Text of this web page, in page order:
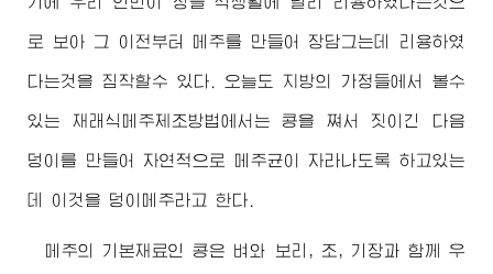
로 보아 그 이전부터 메주를 만들어 장담그는데 리용하였
다는것을 짐작할수 있다. 오늘도 지방의 가정들에서 볼수
있는 재래식메주제조방법에서는 콩을 쪄서 짓이긴 다음
덩이를 만들어 자연적으로 메주균이 자라나도록 하고있는
데 이것을 덩이메주라고 한다.
메주의 기본재료인 콩은 벼와 보리, 조, 기장과 함께 우